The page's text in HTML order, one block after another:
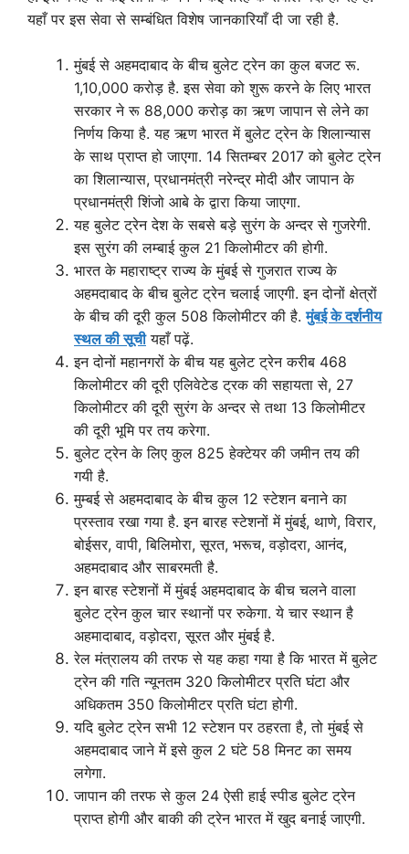
यहाँ पर इस सेवा से सम्बंधित विशेष जानकारियाँ दी जा रही है.
मुंबई से अहमदाबाद के बीच बुलेट ट्रेन का कुल बजट रू.
1,10,000 करोड़ है. इस सेवा को शुरू करने के लिए भारत
सरकार ने रू 88,000 करोड़ का ऋण जापान से लेने का
निर्णय किया है. यह ऋण भारत में बुलेट ट्रेन के शिलान्यास
के साथ प्राप्त हो जाएगा. 14 सितम्बर 2017 को बुलेट ट्रेन
का शिलान्यास, प्रधानमंत्री नरेन्द्र मोदी और जापान के
प्रधानमंत्री शिंजो आबे के द्वारा किया जाएगा.
यह बुलेट ट्रेन देश के सबसे बड़े सुरंग के अन्दर से गुजरेगी.
इस सुरंग की लम्बाई कुल 21 किलोमीटर की होगी.
भारत के महाराष्ट्र राज्य के मुंबई से गुजरात राज्य के
अहमदाबाद के बीच बुलेट ट्रेन चलाई जाएगी. इन दोनों क्षेत्रों
के बीच की दूरी कुल 508 किलोमीटर की है.मुंबई के दर्शनीय
स्थल की सूचीयहाँ पढ़ें.
इन दोनों महानगरों के बीच यह बुलेट ट्रेन करीब 468
किलोमीटर की दूरी एलिवेटेड ट्रक की सहायता से, 27
किलोमीटर की दूरी सुरंग के अन्दर से तथा 13 किलोमीटर
की दूरी भूमि पर तय करेगा.
बुलेट ट्रेन के लिए कुल 825 हेक्टेयर की जमीन तय की
गयी है.
मुम्बई से अहमदाबाद के बीच कुल 12 स्टेशन बनाने का
प्रस्ताव रखा गया है. इन बारह स्टेशनों में मुंबई, थाणे, विरार,
बोईसर, वापी, बिलिमोरा, सूरत, भरूच, वड़ोदरा, आनंद,
अहमदाबाद और साबरमती है.
इन बारह स्टेशनों में मुंबई अहमदाबाद के बीच चलने वाला
बुलेट ट्रेन कुल चार स्थानों पर रुकेगा. ये चार स्थान है
अहमादाबाद, वड़ोदरा, सूरत और मुंबई है.
रेल मंत्रालय की तरफ से यह कहा गया है कि भारत में बुलेट
ट्रेन की गति न्यूनतम 320 किलोमीटर प्रति घंटा और
अधिकतम 350 किलोमीटर प्रति घंटा होगी.
यदि बुलेट ट्रेन सभी 12 स्टेशन पर ठहरता है, तो मुंबई से
अहमदाबाद जाने में इसे कुल 2 घंटे 58 मिनट का समय
लगेगा.
जापान की तरफ से कुल 24 ऐसी हाई स्पीड बुलेट ट्रेन
प्राप्त होगी और बाकी की ट्रेन भारत में खुद बनाई जाएगी.